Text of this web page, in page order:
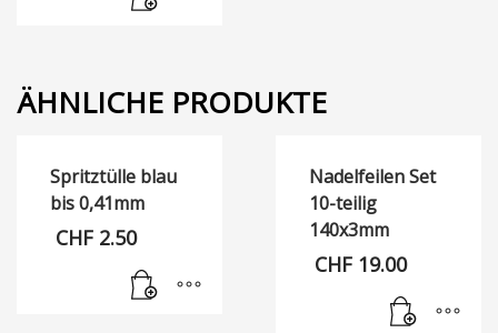
ÄHNLICHE PRODUKTE
Spritztülle blau
bis 0,41mm
CHF 2.50
Nadelfeilen Set
10-teilig
140x3mm
CHF19.00